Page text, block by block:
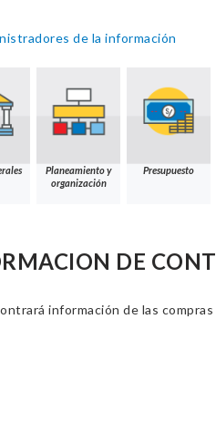
de la información
Planeamiento y
organización
Presupuesto
DE
información de las